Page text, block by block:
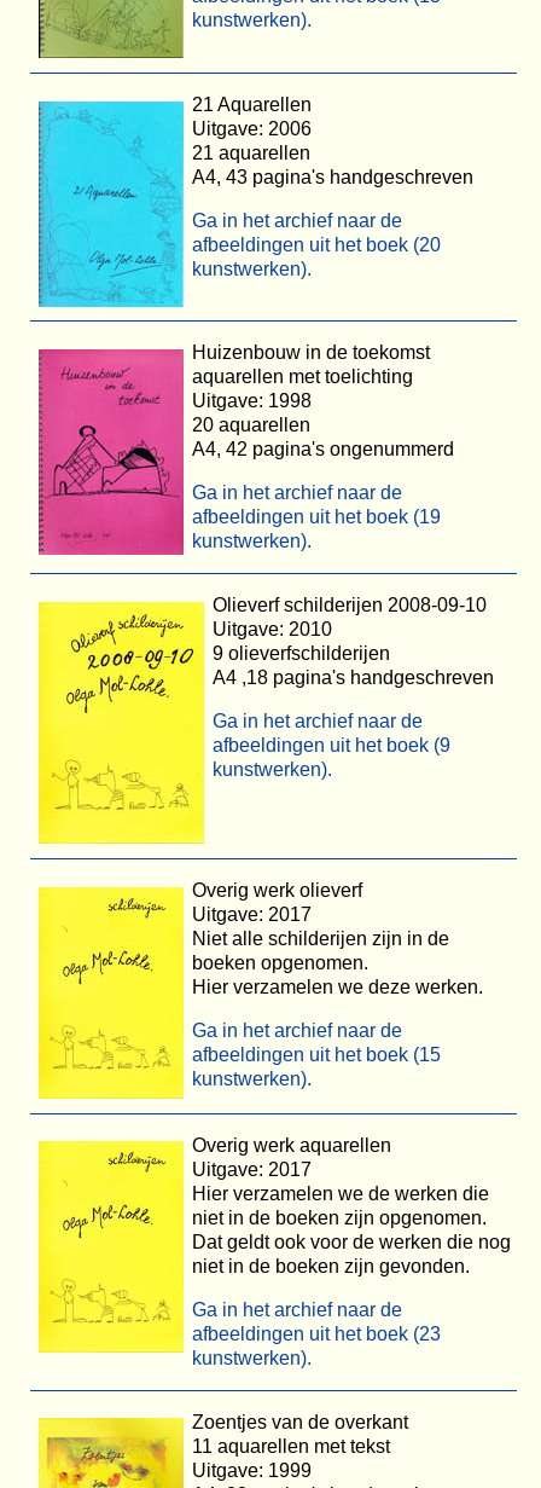
kunstwerken).
21 Aquarellen
Uitgave: 2006
21 aquarellen
A4, 43 pagina's handgeschreven
Ga in het archief naar de
afbeeldingen uit het boek (20
kunstwerken).
Huizenbouw in de toekomst
aquarellen met toelichting
Uitgave: 1998
20 aquarellen
A4, 42 pagina's ongenummerd
Ga in het archief naar de
afbeeldingen uit het boek (19
kunstwerken).
Olieverf schilderijen 2008-09-10
Uitgave: 2010
9 olieverfschilderijen
A4 ,18 pagina's handgeschreven
Ga in het archief naar de
afbeeldingen uit het boek (9
kunstwerken).
Overig werk olieverf
Uitgave: 2017
Niet alle schilderijen zijn in de
boeken opgenomen.
Hier verzamelen we deze werken.
Ga in het archief naar de
afbeeldingen uit het boek (15
kunstwerken).
Overig werk aquarellen
Uitgave: 2017
Hier verzamelen we de werken die
niet in de boeken zijn opgenomen.
Dat geldt ook voor de werken die nog
niet in de boeken zijn gevonden.
Ga in het archief naar de
afbeeldingen uit het boek (23
kunstwerken).
Zoentjes van de overkant
11 aquarellen met tekst
Uitgave: 1999